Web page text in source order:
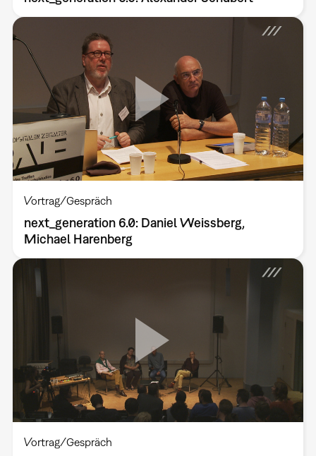
Vortrag/Gespräch
next_generation 6.0: Daniel Weissberg,
Michael Harenberg
Vortrag/Gespräch